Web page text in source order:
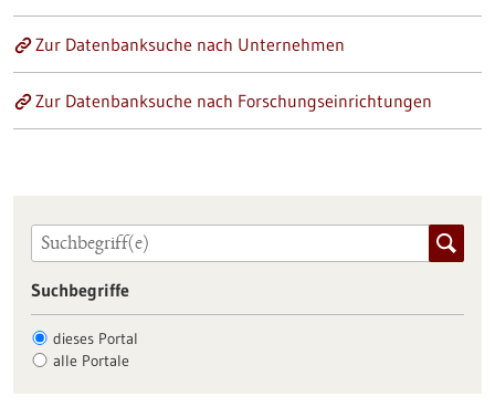
Zur Datenbanksuche nach Unternehmen
Zur Datenbanksuche nach Forschungseinrichtungen
Suchbegriffe
dieses Portal
alle Portale